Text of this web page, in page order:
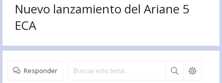
Nuevo lanzamiento del Ariane 5
ECA
Responder